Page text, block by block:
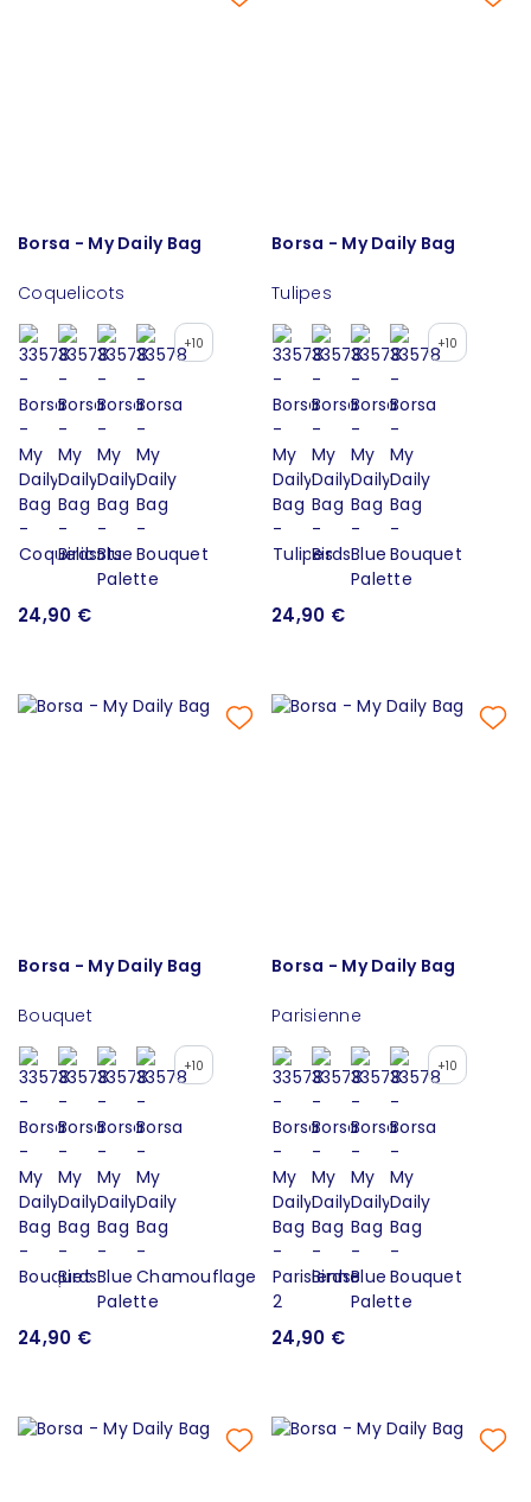
Borsa - My Daily Bag
Coquelicots
+10
24,90 €
Borsa - My Daily Bag
Tulipes
+10
24,90 €
Borsa - My Daily Bag
Bouquet
+10
24,90 €
Borsa - My Daily Bag
Parisienne
+10
24,90 €